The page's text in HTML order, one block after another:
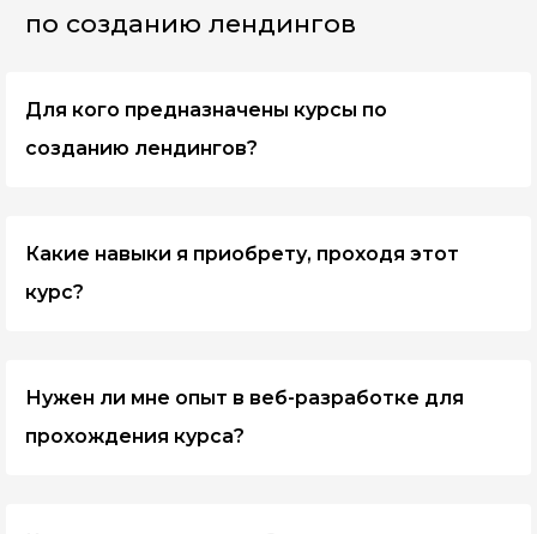
по созданию лендингов
Для кого предназначены курсы по
созданию лендингов?
разработчиков и маркетологов до
предпринимателей, желающих повысить
Какие навыки я приобрету, проходя этот
курс?
копирайтинга, научитесь использовать
инструменты для создания лендингов и узнаете,
Нужен ли мне опыт в веб-разработке для
прохождения курса?